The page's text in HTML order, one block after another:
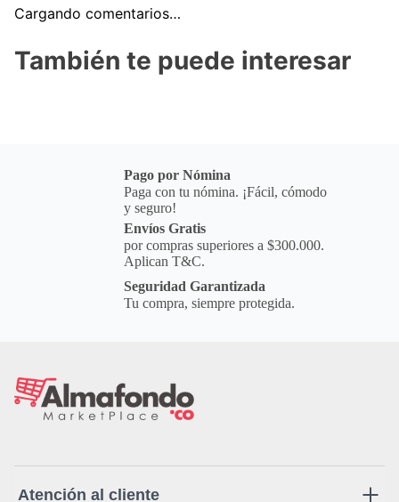
Cargando comentarios…
También te puede interesar
Pago por Nómina
Paga con tu nómina. ¡Fácil, cómodo
y seguro!
Envíos Gratis
por compras superiores a $300.000.
Aplican T&C.
Seguridad Garantizada
Tu compra, siempre protegida.
Atención al cliente